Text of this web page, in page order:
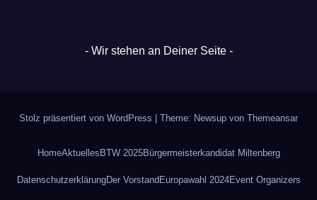
- Wir stehen an Deiner Seite -
Stolz präsentiert von WordPress Theme: Newsup von Themeansar
HomeAktuellesBTW 2025Bürgermeisterkandidat Miltenberg
Datenschutz­erklärungDer Vorstand Europawahl 2024Event Organizers